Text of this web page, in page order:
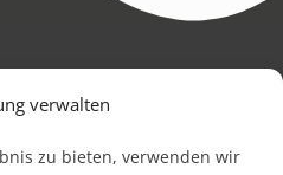
verwalten
zu bieten, verwenden wir
Datenschutz & Rechtliches
Barrierefreiheit